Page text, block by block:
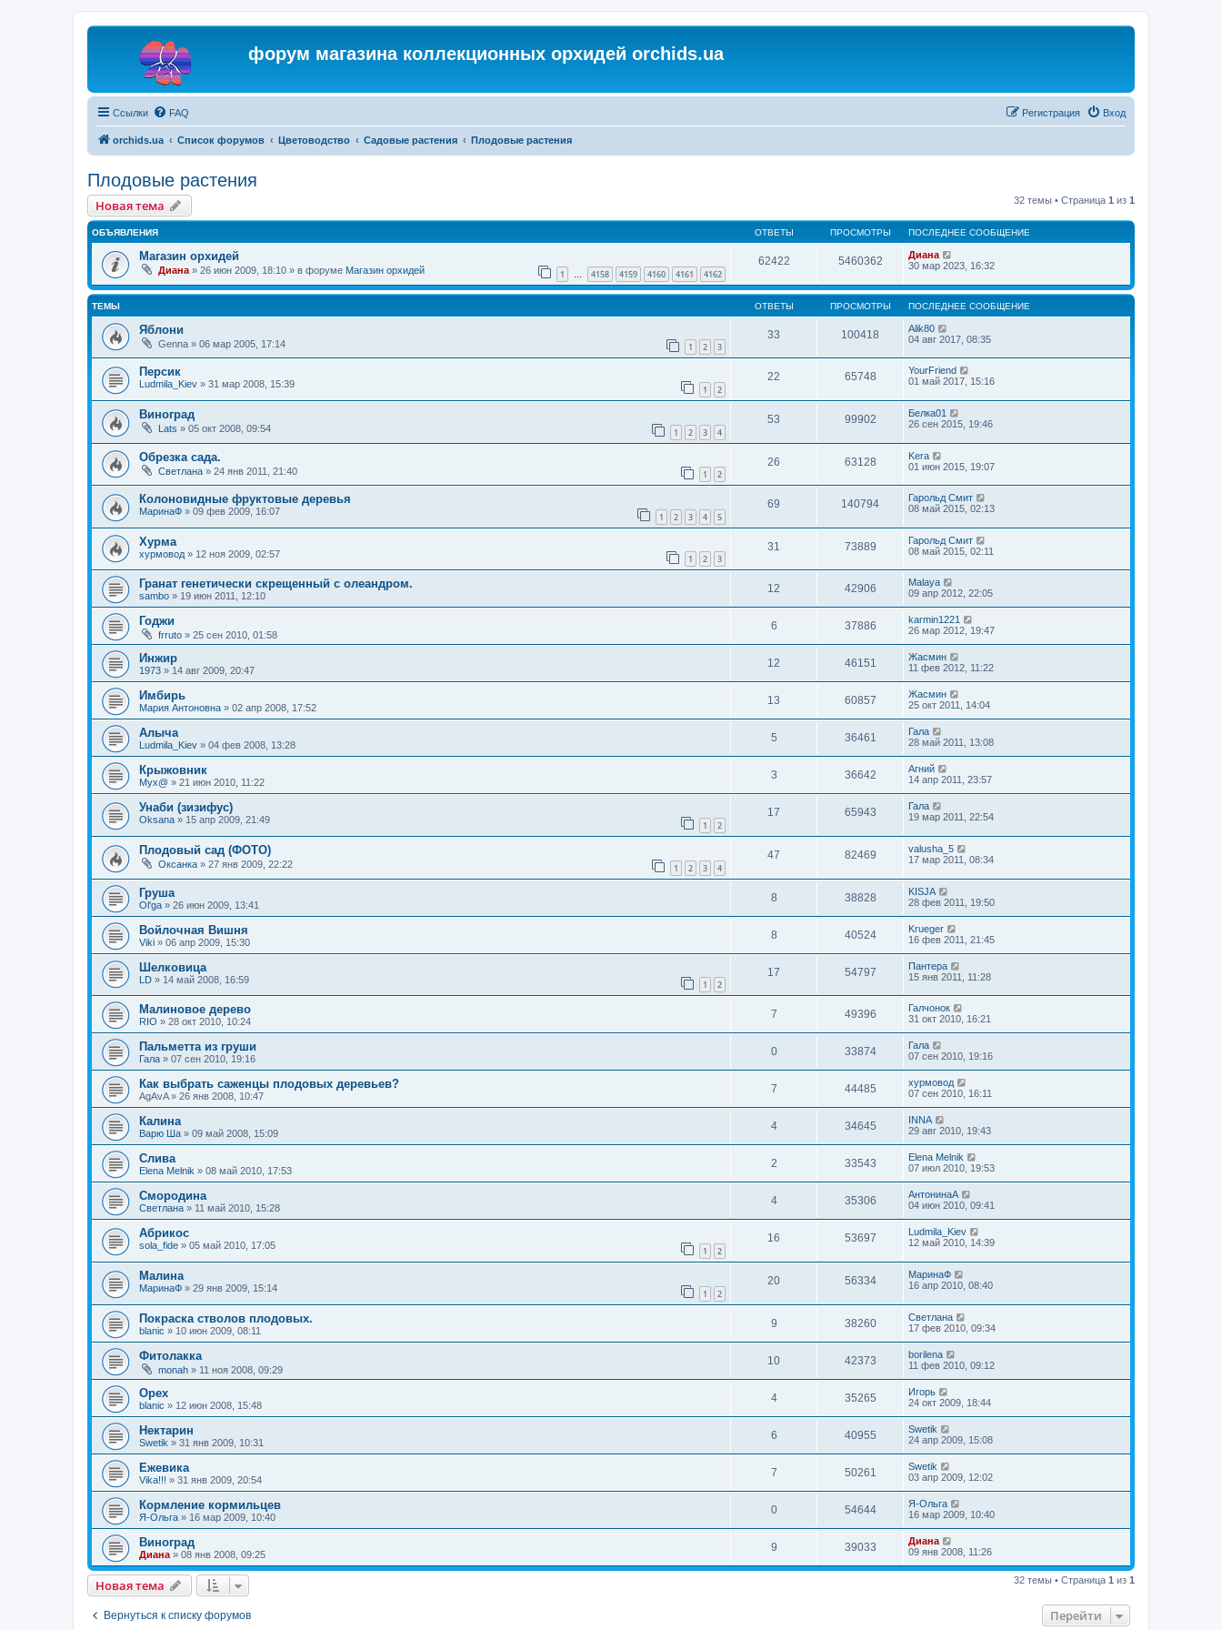
форум магазина коллекционных орхидей orchids.ua
Ссылки FAQ Вход
Регистрация
orchids.ua Список форумов Цветоводство Садовые растения Плодовые растения
Плодовые растения
Новая тема 32 темы • Страница 1 из 1
ОБЪЯВЛЕНИЯ ОТВЕТЫ ПРОСМОТРЫ ПОСЛЕДНЕЕ СООБЩЕНИЕ
Магазин орхидей
Диана » 26 июн 2009, 18:10 » в форуме Магазин орхидей 1 … 4158 4159 4160 4161 4162
62422 5460362
Диана
30 мар 2023, 16:32
ТЕМЫ ОТВЕТЫ ПРОСМОТРЫ ПОСЛЕДНЕЕ СООБЩЕНИЕ
Яблони
Genna » 06 мар 2005, 17:14 1 2 3
33 100418
Alik80
04 авг 2017, 08:35
Персик
Ludmila_Kiev » 31 мар 2008, 15:39 1 2
22 65748
YourFriend
01 май 2017, 15:16
Виноград
Lats » 05 окт 2008, 09:54 1 2 3 4
53 99902
Белка01
26 сен 2015, 19:46
Обрезка сада.
Светлана » 24 янв 2011, 21:40 1 2
26 63128
Kera
01 июн 2015, 19:07
Колоновидные фруктовые деревья
МаринаФ » 09 фев 2009, 16:07 1 2 3 4 5
69 140794
Гарольд Смит
08 май 2015, 02:13
Хурма
хурмовод » 12 ноя 2009, 02:57 1 2 3
31 73889
Гарольд Смит
08 май 2015, 02:11
Гранат генетически скрещенный с олеандром.
sambo » 19 июн 2011, 12:10
12 42906
Malaya
09 апр 2012, 22:05
Годжи
frruto » 25 сен 2010, 01:58
6 37886
karmin1221
26 мар 2012, 19:47
Инжир
1973 » 14 авг 2009, 20:47
12 46151
Жасмин
11 фев 2012, 11:22
Имбирь
Мария Антоновна » 02 апр 2008, 17:52
13 60857
Жасмин
25 окт 2011, 14:04
Алыча
Ludmila_Kiev » 04 фев 2008, 13:28
5 36461
Гала
28 май 2011, 13:08
Крыжовник
Myx@ » 21 июн 2010, 11:22
3 36642
Агний
14 апр 2011, 23:57
Унаби (зизифус)
Oksana » 15 апр 2009, 21:49 1 2
17 65943
Гала
19 мар 2011, 22:54
Плодовый сад (ФОТО)
Оксанка » 27 янв 2009, 22:22 1 2 3 4
47 82469
valusha_5
17 мар 2011, 08:34
Груша
Ol'ga » 26 июн 2009, 13:41
8 38828
KISJA
28 фев 2011, 19:50
Войлочная Вишня
Viki » 06 апр 2009, 15:30
8 40524
Krueger
16 фев 2011, 21:45
Шелковица
LD » 14 май 2008, 16:59 1 2
17 54797
Пантера
15 янв 2011, 11:28
Малиновое дерево
RIO » 28 окт 2010, 10:24
7 49396
Галчонок
31 окт 2010, 16:21
Пальметта из груши
Гала » 07 сен 2010, 19:16
0 33874
Гала
07 сен 2010, 19:16
Как выбрать саженцы плодовых деревьев?
AgAvA» 26 янв 2008, 10:47
7 44485
хурмовод
07 сен 2010, 16:11
Калина
Варю Ша » 09 май 2008, 15:09
4 34645
INNA
29 авг 2010, 19:43
Слива
Elena Melnik » 08 май 2010, 17:53
2 33543
Elena Melnik
07 июл 2010, 19:53
Смородина
Светлана » 11 май 2010, 15:28
4 35306
АнтонинаА
04 июн 2010, 09:41
Абрикос
sola_fide » 05 май 2010, 17:05 1 2
16 53697
Ludmila_Kiev
12 май 2010, 14:39
Малина
МаринаФ » 29 янв 2009, 15:14 1 2
20 56334
МаринаФ
16 апр 2010, 08:40
Покраска стволов плодовых.
blanic » 10 июн 2009, 08:11
9 38260
Светлана
17 фев 2010, 09:34
Фитолакка
monah » 11 ноя 2008, 09:29
10 42373
borilena
11 фев 2010, 09:12
Орех
blanic » 12 июн 2008, 15:48
4 35265
Игорь
24 окт 2009, 18:44
Нектарин
Swetik » 31 янв 2009, 10:31
6 40955
Swetik
24 апр 2009, 15:08
Ежевика
Vika!!! » 31 янв 2009, 20:54
7 50261
Swetik
03 апр 2009, 12:02
Кормление кормильцев
Я-Ольга » 16 мар 2009, 10:40
0 54644
Я-Ольга
16 мар 2009, 10:40
Виноград
Диана » 08 янв 2008, 09:25
9 39033
Диана
09 янв 2008, 11:26
Новая тема 32 темы • Страница 1 из 1
Вернуться к списку форумов Перейти